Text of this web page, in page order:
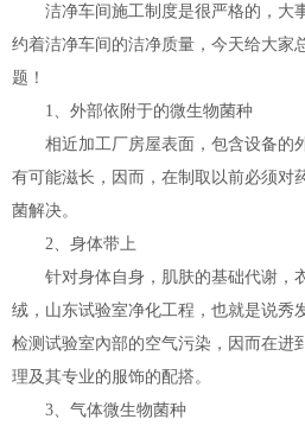
洁净车间施工制度是很严格的，大
约着洁净车间的洁净质量，今天给大家
题！
1、外部依附于的微生物菌种
相近加工厂房屋表面，包含设备的
有可能滋长，因而，在制取以前必须对
菌解决。
2、身体带上
针对身体自身，肌肤的基础代谢，
绒，山东试验室净化工程，也就是说秀
检测试验室內部的空气污染，因而在进
理及其专业的服饰的配搭。
3、气体微生物菌种